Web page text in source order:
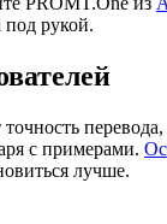
рукой.
с примерами.
лучше.